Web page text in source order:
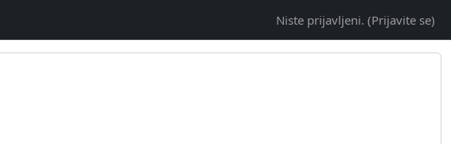
Niste prijavljeni. (Prijavite se)